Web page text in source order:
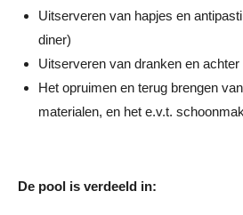
Uitserveren van hapjes en
diner)
Uitserveren van dranken en achter
Het opruimen en terug brengen
materialen, en het e.v.t.
De pool is verdeeld in: